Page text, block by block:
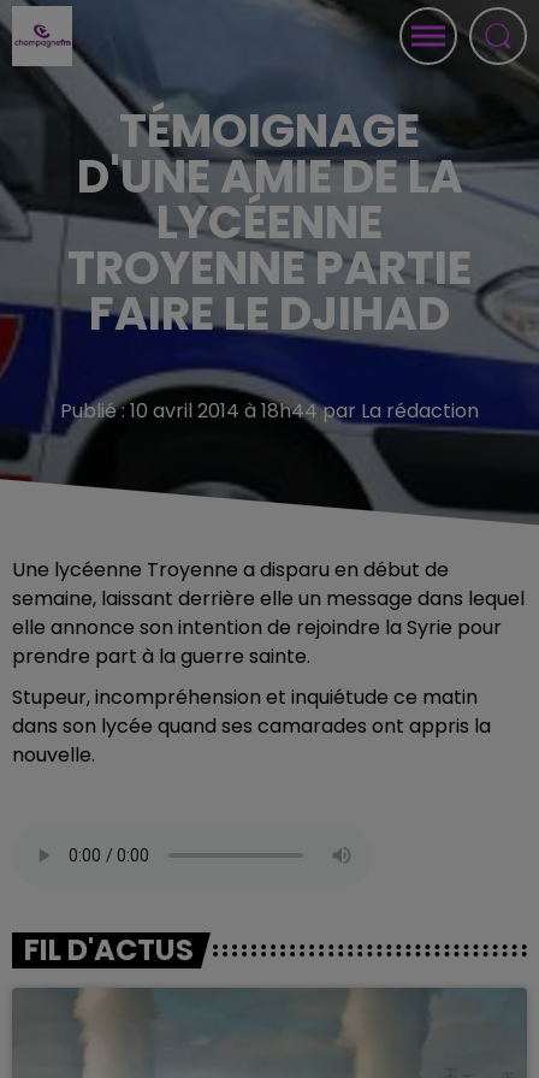
TÉMOIGNAGE
D'UNE AMIE DE LA
LYCÉENNE
TROYENNE PARTIE
FAIRE LE DJIHAD
Publié : 10 avril 2014 à 18h44 par La rédaction
Une lycéenne Troyenne a disparu en début de
semaine, laissant derrière elle un message dans lequel
elle annonce son intention de rejoindre la Syrie pour
prendre part à la guerre sainte.
Stupeur, incompréhension et inquiétude ce matin
dans son lycée quand ses camarades ont appris la
nouvelle.
FIL D'ACTUS